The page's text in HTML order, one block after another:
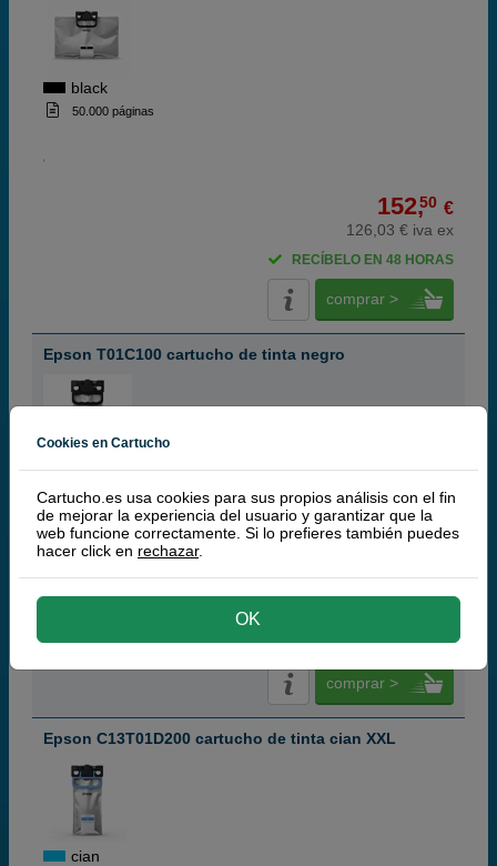
black
50.000 páginas
152,50 €
126,03 € iva ex
RECÍBELO EN 48 HORAS
comprar >
Epson T01C100 cartucho de tinta negro
black
10.000 páginas
(10 / 1 opinión)
38, €
RECÍBELO EN 24 HORAS
comprar >
Epson C13T01D200 cartucho de tinta cian XXL
cian
Cookies en Cartucho
Cartucho.es usa cookies para sus propios análisis con el fin
de mejorar la experiencia del usuario y garantizar que la
web funcione correctamente. Si lo prefieres también puedes
hacer click en rechazar.
OK